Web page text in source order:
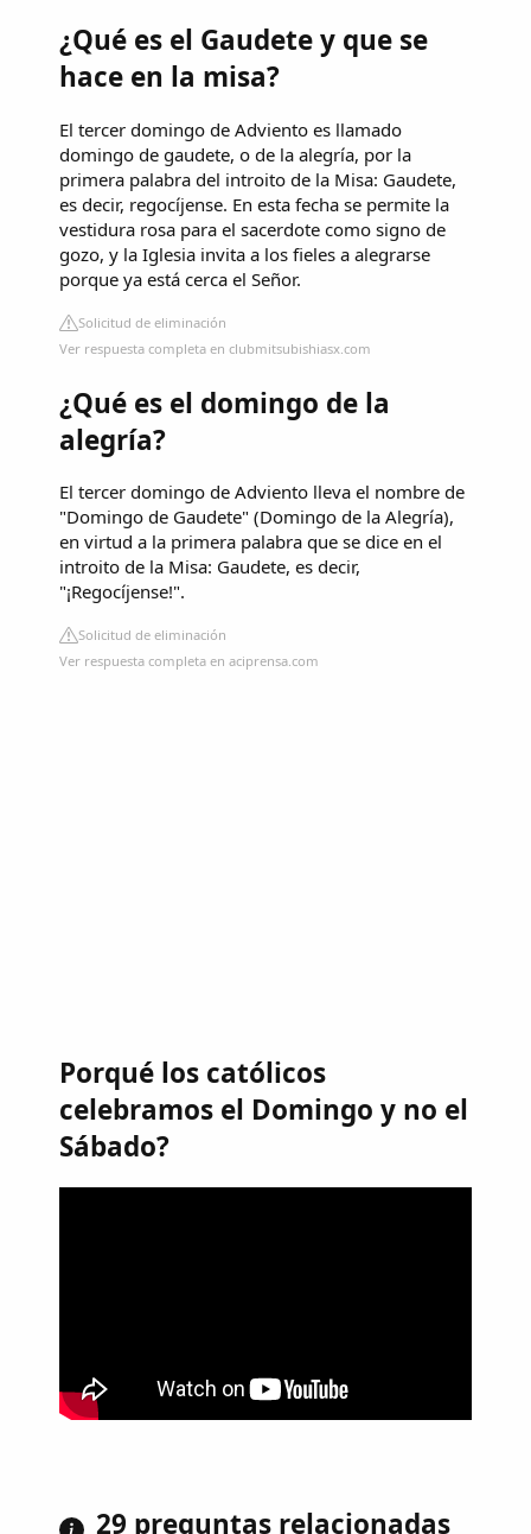
¿Qué es el Gaudete y que se
hace en la misa?
El tercer domingo de Adviento es llamado
domingo de gaudete, o de la alegría, por la
primera palabra del introito de la Misa: Gaudete,
es decir, regocíjense. En esta fecha se permite la
vestidura rosa para el sacerdote como signo de
gozo, y la Iglesia invita a los fieles a alegrarse
porque ya está cerca el Señor.
Solicitud de eliminación
Ver respuesta completa en clubmitsubishiasx.com
¿Qué es el domingo de la
alegría?
El tercer domingo de Adviento lleva el nombre de
"Domingo de Gaudete" (Domingo de la Alegría),
en virtud a la primera palabra que se dice en el
introito de la Misa: Gaudete, es decir,
"¡Regocíjense!".
Solicitud de eliminación
Ver respuesta completa en aciprensa.com
Porqué los católicos
celebramos el Domingo y no el
Sábado?
29 preguntas relacionadas